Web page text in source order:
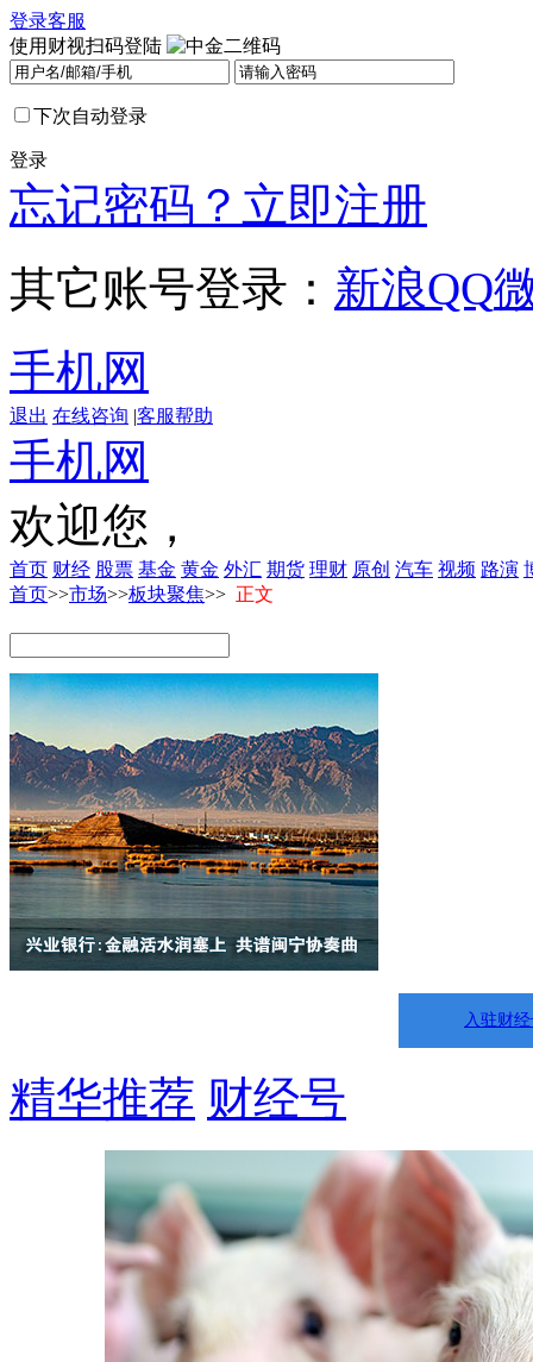
登录客服
使用财视扫码登陆
下次自动登录
登录
忘记密码？ 立即注册
其它账号登录： 新浪QQ
手机网
退出 在线咨询 |客服帮助
手机网
欢迎您，
首页 财经 股票 基金 黄金 外汇 期货 理财 原创 汽车 视频 路演
首页>>市场>>板块聚焦>> 正文
入驻财
精华推荐 财经号